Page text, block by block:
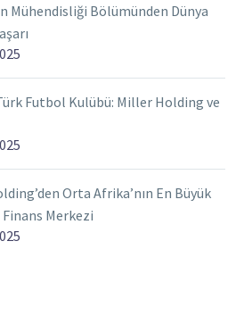
Mühendisliği Bölümünden Dünya
Futbol Kulübü: Miller Holding ve
Orta Afrika’nın En Büyük
Merkezi